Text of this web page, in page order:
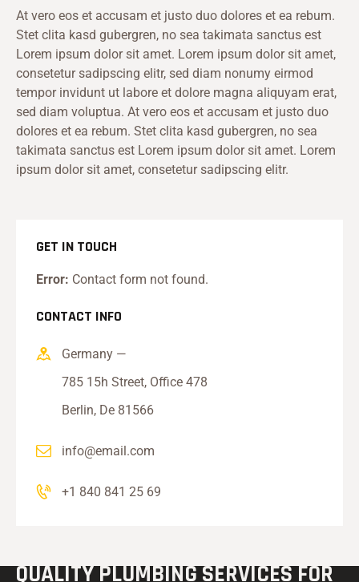
At vero eos et accusam et justo duo dolores et ea rebum.
Stet clita kasd gubergren, no sea takimata sanctus est
Lorem ipsum dolor sit amet. Lorem ipsum dolor sit amet,
consetetur sadipscing elitr, sed diam nonumy eirmod
tempor invidunt ut labore et dolore magna aliquyam erat,
sed diam voluptua. At vero eos et accusam et justo duo
dolores et ea rebum. Stet clita kasd gubergren, no sea
takimata sanctus est Lorem ipsum dolor sit amet. Lorem
ipsum dolor sit amet, consetetur sadipscing elitr.
GET IN TOUCH
Error: Contact form not found.
CONTACT INFO
Germany —
785 15h Street, Office 478
Berlin, De 81566
info@email.com
+1 840 841 25 69
QUALITY PLUMBINGSERVICES FOR